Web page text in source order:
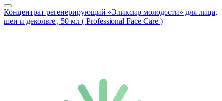
Концентрат регенерирующий «Эликсир молодости» для лица,
шеи и декольте , 50 мл ( Professional Face Care )